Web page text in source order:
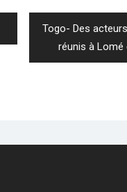
Next
post:
Togo- Des
réunis à